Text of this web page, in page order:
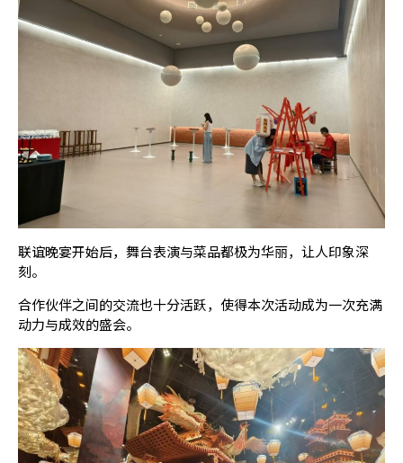
联谊晚宴开始后，舞台表演与菜品都极为华丽，让人印象深
刻。
合作伙伴之间的交流也十分活跃，使得本次活动成为一次充满
动力与成效的盛会。